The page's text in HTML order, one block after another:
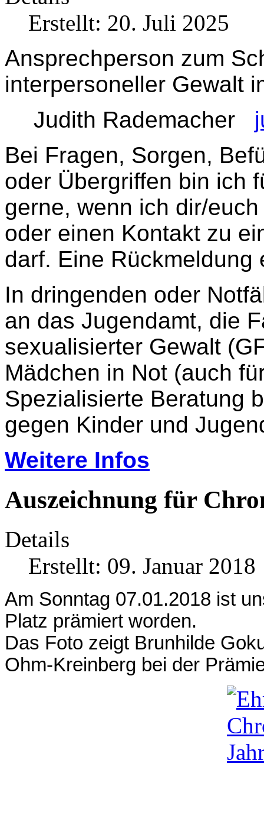
Erstellt: 20. Juli 2025
Ansprechperson zum
interpersoneller Gewalt
Judith Rademacher
Bei Fragen, Sorgen,
oder Übergriffen bin ich
gerne, wenn ich dir/
oder einen Kontakt zu
darf. Eine Rückmeldung
In dringenden oder
an das Jugendamt, die
sexualisierter Gewalt
Mädchen in Not (auch
Spezialisierte Beratung
gegen Kinder und
Weitere Infos
Auszeichnung für
Details
Erstellt: 09. Januar 2018
Am Sonntag 07.01.2018 ist
Platz prämiert worden.
Das Foto zeigt Brunhilde
Ohm-Kreinberg bei der